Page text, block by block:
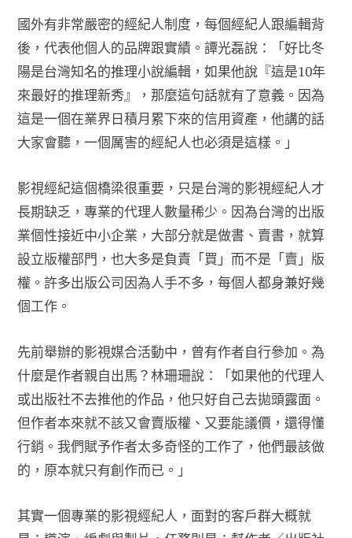
國外有非常嚴密的經紀人制度，每個經紀人跟編輯背
後，代表他個人的品牌跟實績。譚光磊說：「好比冬
陽是台灣知名的推理小說編輯，如果他說『這是10年
來最好的推理新秀』，那麼這句話就有了意義。因為
這是一個在業界日積月累下來的信用資產，他講的話
大家會聽，一個厲害的經紀人也必須是這樣。」
影視經紀這個橋梁很重要，只是台灣的影視經紀人才
長期缺乏，專業的代理人數量稀少。因為台灣的出版
業個性接近中小企業，大部分就是做書、賣書，就算
設立版權部門，也大多是負責「買」而不是「賣」版
權。許多出版公司因為人手不多，每個人都身兼好幾
個工作。
先前舉辦的影視媒合活動中，曾有作者自行參加。為
什麼是作者親自出馬？林珊珊說：「如果他的代理人
或出版社不去推他的作品，他只好自己去拋頭露面。
但作者本來就不該又會賣版權、又要能議價，還得懂
行銷。我們賦予作者太多奇怪的工作了，他們最該做
的，原本就只有創作而已。」
其實一個專業的影視經紀人，面對的客戶群大概就